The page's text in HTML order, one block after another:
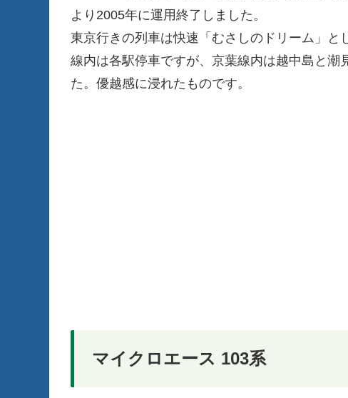
より2005年に運用終了しました。
東京行きの列車は快速「むさしのドリーム」
線内は各駅停車ですが、京葉線内は越中島と潮
た。優越感に浸れたものです。
マイクロエース 103系